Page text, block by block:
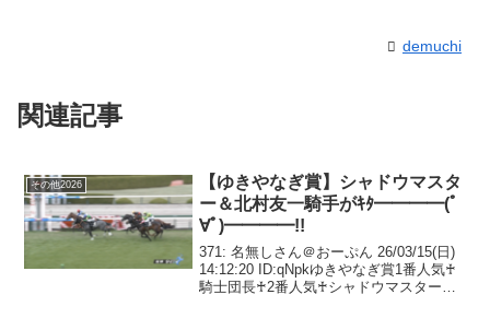
demuchi
関連記事
その他2026
【ゆきやなぎ賞】シャドウマスタ
ー＆北村友一騎手がｷﾀ━━━━(ﾟ
∀ﾟ)━━━━!!
371: 名無しさん＠おーぷん 26/03/15(日)
14:12:20 ID:qNpkゆきやなぎ賞1番人気♰
騎士団長♰2番人気♰シャドウマスター♰3